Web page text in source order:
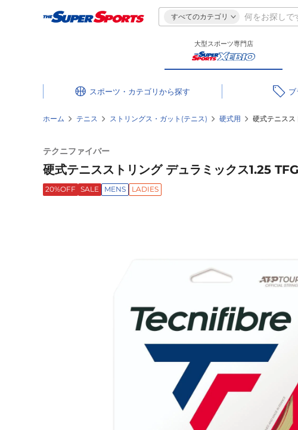
すべてのカテゴリ
大型スポーツ専門店
スポーツ・カテゴリ
ホーム テニス ストリングス・ガット(テニス) 硬式用 硬式テニス
テクニファイバー
硬式テニスストリング デュラミックス1.25
20%OFF SALE MENS LADIES